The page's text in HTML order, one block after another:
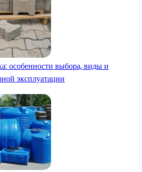
особенности выбора, виды и
эксплуатации